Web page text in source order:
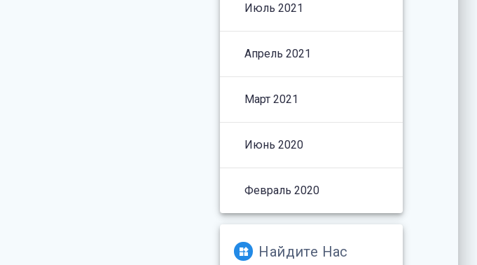
Июль 2021
Апрель 2021
Март 2021
Июнь 2020
Февраль 2020
Найдите Нас